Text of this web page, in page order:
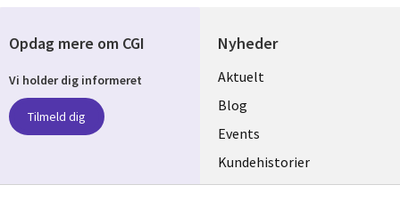
Nyheder
Useful
links
DENMARK
Aktuelt
Blog
Events
Kundehistorier
Videoer
Opdag mere om CGI
Vi holder dig informeret
Tilmeld dig